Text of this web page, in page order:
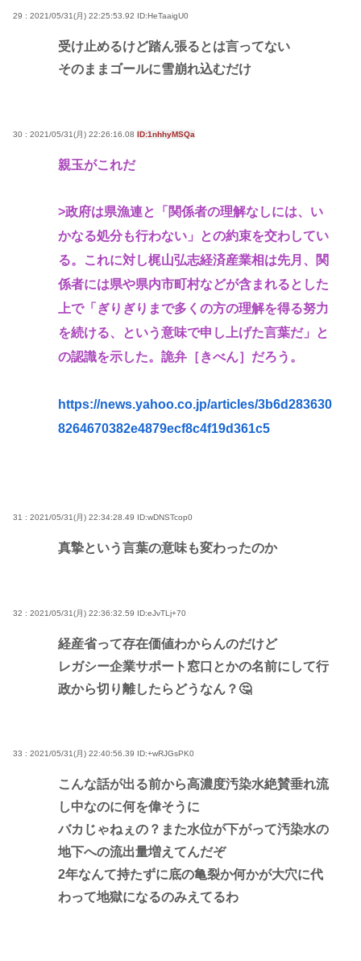
29 : 2021/05/31(月) 22:25:53.92 ID:HeTaaigU0
受け止めるけど踏ん張るとは言ってない
そのままゴールに雪崩れ込むだけ
30 : 2021/05/31(月) 22:26:16.08 ID:1nhhyMSQa
親玉がこれだ
>政府は県漁連と「関係者の理解なしには、い
かなる処分も行わない」との約束を交わしてい
る。これに対し梶山弘志経済産業相は先月、関
係者には県や県内市町村などが含まれるとした
上で「ぎりぎりまで多くの方の理解を得る努力
を続ける、という意味で申し上げた言葉だ」と
の認識を示した。詭弁［きべん］だろう。
https://news.yahoo.co.jp/articles/3b6d283630
8264670382e4879ecf8c4f19d361c5
31 : 2021/05/31(月) 22:34:28.49 ID:wDNSTcop0
真摯という言葉の意味も変わったのか
32 : 2021/05/31(月) 22:36:32.59 ID:eJvTLj+70
経産省って存在価値わからんのだけど
レガシー企業サポート窓口とかの名前にして行
政から切り離したらどうなん？🤔
33 : 2021/05/31(月) 22:40:56.39 ID:+wRJGsPK0
こんな話が出る前から高濃度汚染水絶賛垂れ流
し中なのに何を偉そうに
バカじゃねぇの？また水位が下がって汚染水の
地下への流出量増えてんだぞ
2年なんて持たずに底の亀裂か何かが大穴に代
わって地獄になるのみえてるわ